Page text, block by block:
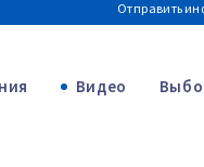
Отправить